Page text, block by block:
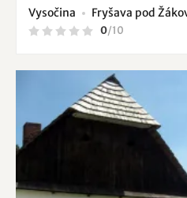
Vysočina Fryšava pod
0/10